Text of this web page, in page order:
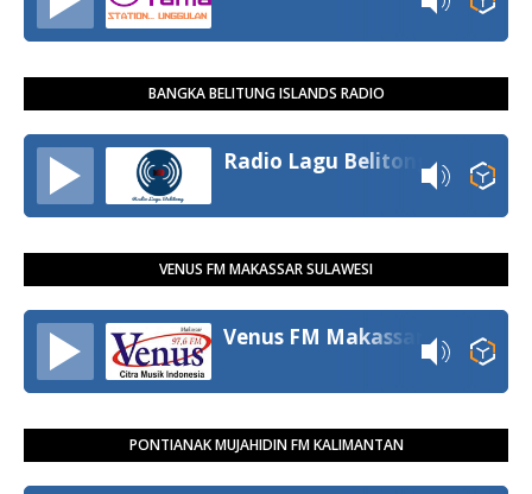
BANGKA BELITUNG ISLANDS RADIO
Radio Lagu Belitong
VENUS FM MAKASSAR SULAWESI
Venus FM Makassar
PONTIANAK MUJAHIDIN FM KALIMANTAN